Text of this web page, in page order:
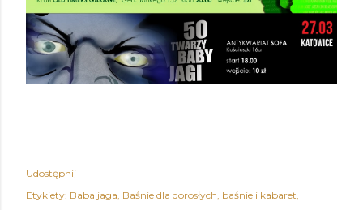
Udostępnij
Etykiety: Baba jaga Baśnie dla dorosłych baśnie i kabaret